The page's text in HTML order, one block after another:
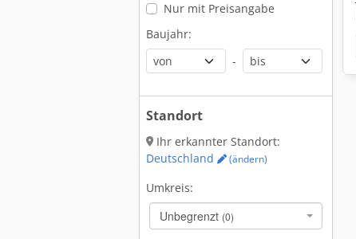
Nur mit Preisangabe
Baujahr:
-
Standort
Ihr erkannter Standort:
Deutschland
(ändern)
Umkreis:
Unbegrenzt (0)